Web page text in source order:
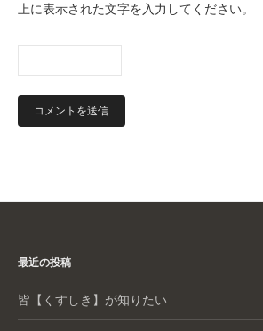
上に表示された文字を入力してください。
最近の投稿
皆【くすしき】が知りたい